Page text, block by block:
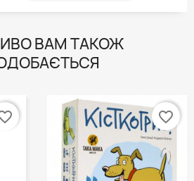
ВАМ ТАКОЖ
favorite_border